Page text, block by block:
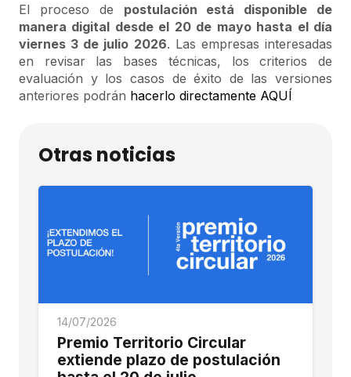
El proceso de postulación está disponible de
manera digital desde el 20 de mayo hasta el día
viernes 3 de julio 2026. Las empresas interesadas
en revisar las bases técnicas, los criterios de
evaluación y los casos de éxito de las versiones
anteriores podrán hacerlo directamente AQUÍ
Otras noticias
14/07/2026
Premio Territorio Circular
extiende plazo de postulación